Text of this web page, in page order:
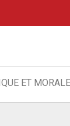
ET MORALE